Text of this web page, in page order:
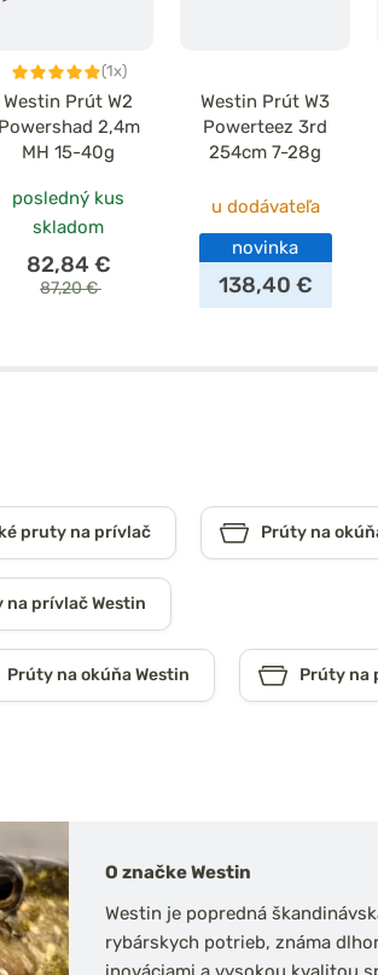
(1x)
Westin Prút W2
Powershad 2,4m
MH 15-40g
posledný kus
skladom
82,84 €
87,20 €
Westin Prút W3
Powerteez 3rd
254cm 7-28g
u dodávateľa
novinka
138,40 €
pruty na prívlač Prúty na
na prívlač Westin
Prúty na okúňa Westin Prúty na
O značke Westin
Westin je popredná
rybárskych potrieb, známa